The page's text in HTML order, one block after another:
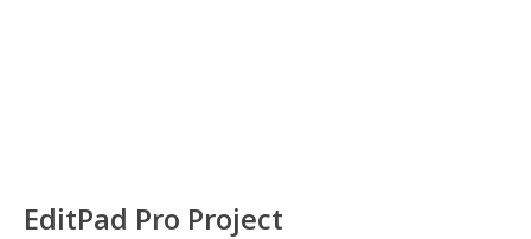
EditPad Pro Project